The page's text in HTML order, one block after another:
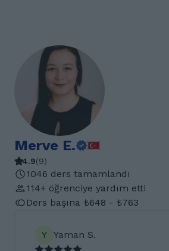
Merve E.
4.9(9)
1046 ders tamamlandı
114+ öğrenciye yardım etti
Ders başına ₺648 - ₺763
Y Yaman S.